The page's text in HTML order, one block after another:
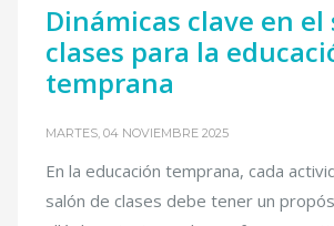
Dinámicas clave en el
clases para la
temprana
MARTES, 04 NOVIEMBRE 2025
En la educación temprana, cada
salón de clases debe tener un